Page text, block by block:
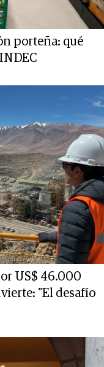
porteña: qué
US$ 46.000
"El desafío